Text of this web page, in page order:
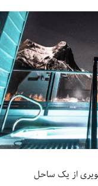
از یک ساحل